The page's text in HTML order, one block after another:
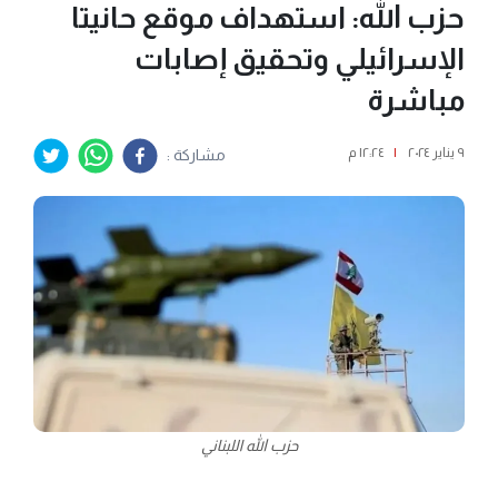
حزب الله: استهداف موقع حانيتا
الإسرائيلي وتحقيق إصابات
مباشرة
٩ يناير ٢٠٢٤ | ١٢:٢٤ م مشاركة :
حزب الله اللبناني